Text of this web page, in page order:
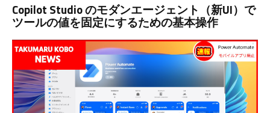
Copilot Studio のモダンエージェント（新UI）で
ツールの値を固定にするための基本操作